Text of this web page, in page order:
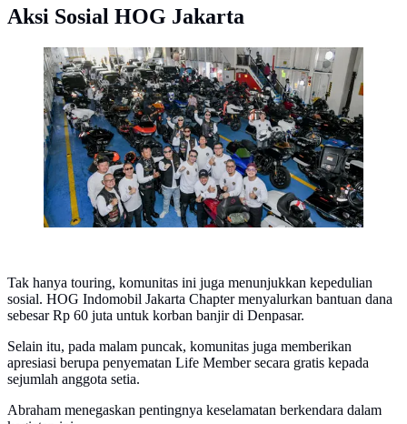
Aksi Sosial HOG Jakarta
Revival Kedua HOG Jakarta, Touring ke Bali Tanpa
Strobo dan Sirena (Ist)
Tak hanya touring, komunitas ini juga menunjukkan kepedulian
sosial. HOG Indomobil Jakarta Chapter menyalurkan bantuan dana
sebesar Rp 60 juta untuk korban banjir di Denpasar.
Selain itu, pada malam puncak, komunitas juga memberikan
apresiasi berupa penyematan Life Member secara gratis kepada
sejumlah anggota setia.
Abraham menegaskan pentingnya keselamatan berkendara dalam